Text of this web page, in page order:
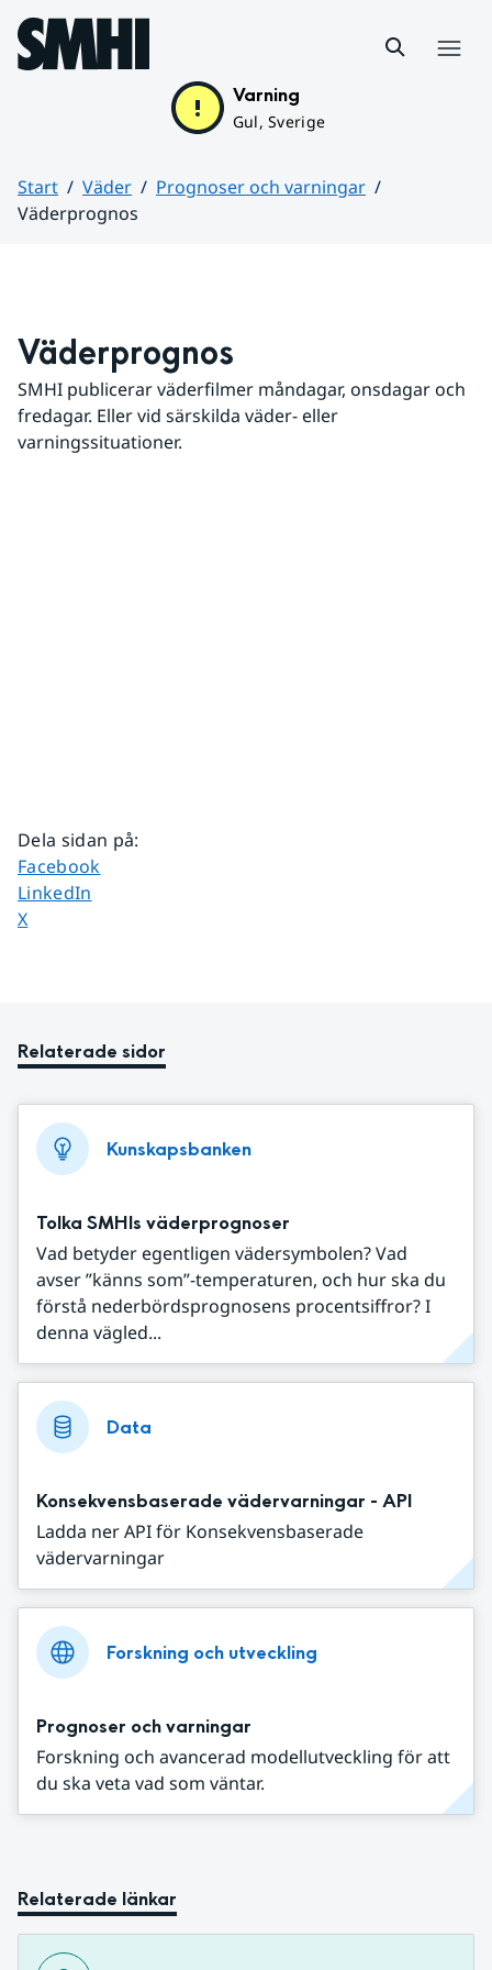
Hoppa till sidans innehåll
Varning
Gul, Sverige
Start Väder
Prognoser och varningar
Väderprognos
Väderprognos
SMHI publicerar väderfilmer måndagar, onsdagar och
fredagar. Eller vid särskilda väder- eller
varningssituationer.
Dela sidan på:
Dela sidan på
Facebook
Dela sidan på
LinkedIn
Dela sidan på
X
Relaterade sidor
Kunskapsbanken
Tolka SMHIs väderprognoser
Vad betyder egentligen vädersymbolen? Vad
avser ”känns som”-temperaturen, och hur ska du
förstå nederbördsprognosens procentsiffror? I
denna vägled...
Data
Konsekvensbaserade vädervarningar - API
Ladda ner API för Konsekvensbaserade
vädervarningar
Forskning och utveckling
Prognoser och varningar
Forskning och avancerad modellutveckling för att
du ska veta vad som väntar.
Relaterade länkar